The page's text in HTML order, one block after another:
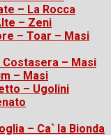
– La Rocca
– Zeni
– Toar – Masi
Costasera – Masi
– Masi
– Ugolini
– Ca` la Bionda